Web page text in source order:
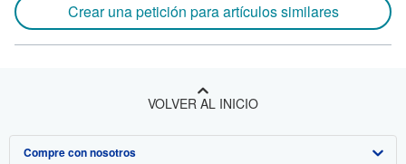
Crear una petición para artículos similares
VOLVER AL INICIO
Compre con nosotros